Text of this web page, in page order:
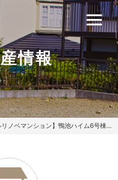
情報
リノベマンション】鴨池ハイム6号棟303号室